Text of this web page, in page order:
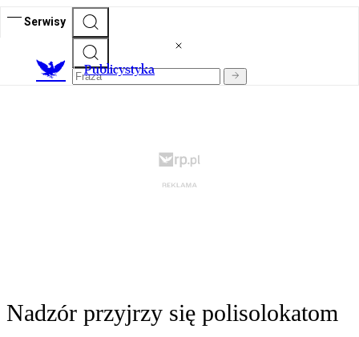
Serwisy
Publicystyka
Nadzór przyjrzy się polisolokatom